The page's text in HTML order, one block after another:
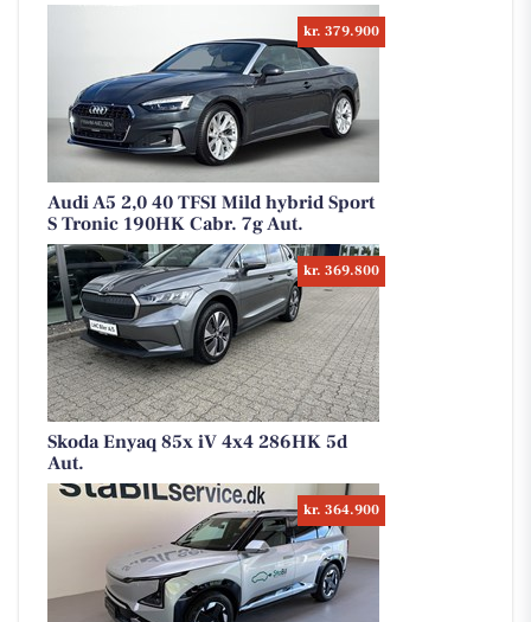
kr. 379.900
Audi A5 2,0 40 TFSI Mild hybrid Sport
S Tronic 190HK Cabr. 7g Aut.
kr. 369.800
Skoda Enyaq 85x iV 4x4 286HK 5d
Aut.
kr. 364.900